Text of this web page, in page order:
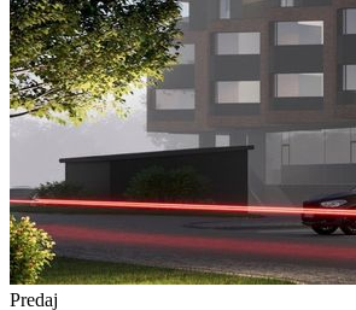
Predaj